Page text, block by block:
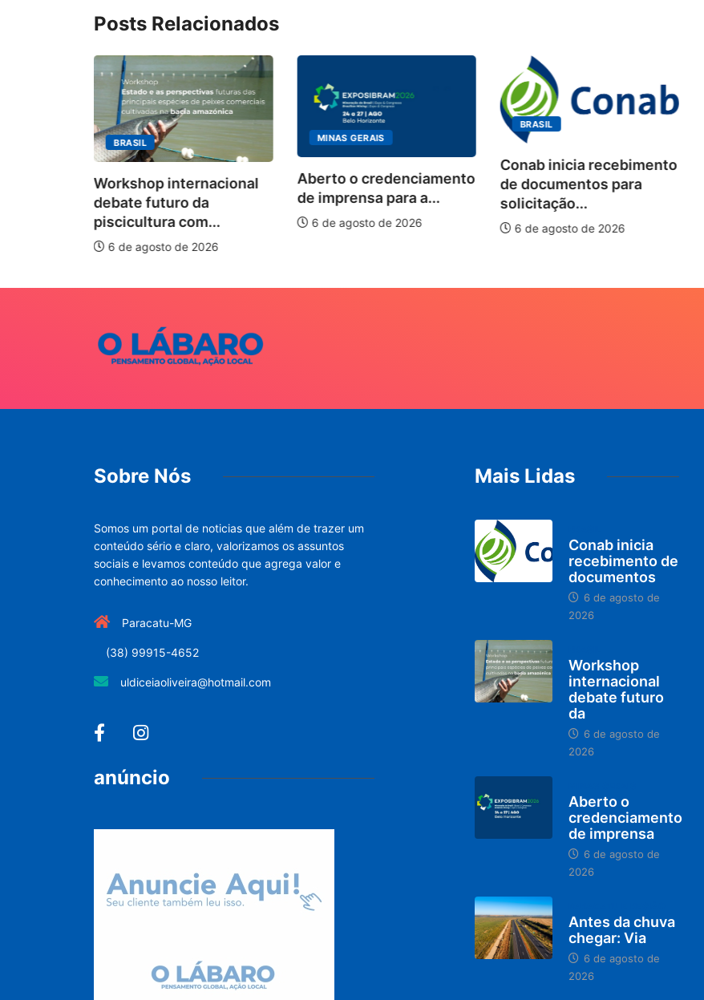
Posts Relacionados
BRASIL
Workshop internacional
debate futuro da
piscicultura com...
6 de agosto de 2026
MINAS GERAIS
Aberto o credenciamento
de imprensa para a...
6 de agosto de 2026
BRASIL
Conab inicia recebimento
de documentos para
solicitação...
6 de agosto de 2026
Sobre Nós
Somos um portal de noticias que além de trazer um
conteúdo sério e claro, valorizamos os assuntos
sociais e levamos conteúdo que agrega valor e
conhecimento ao nosso leitor.
Paracatu-MG
(38) 99915-4652
uldiceiaoliveira@hotmail.com
anúncio
Mais Lidas
Conab inicia
recebimento de
documentos
6 de agosto de
2026
Workshop
internacional
debate futuro
da
6 de agosto de
2026
Aberto o
credenciamento
de imprensa
6 de agosto de
2026
Antes da chuva
chegar: Via
6 de agosto de
2026